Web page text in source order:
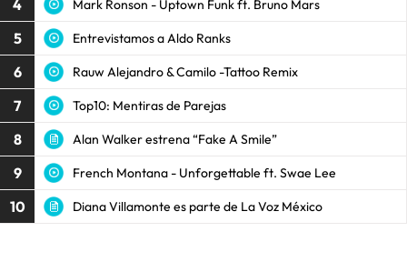
4 Mark Ronson - Uptown Funk ft. Bruno Mars
5 Entrevistamos a Aldo Ranks
6 Rauw Alejandro & Camilo -Tattoo Remix
7 Top10: Mentiras de Parejas
8 Alan Walker estrena “Fake A Smile”
9 French Montana - Unforgettable ft. Swae Lee
10 Diana Villamonte es parte de La Voz México